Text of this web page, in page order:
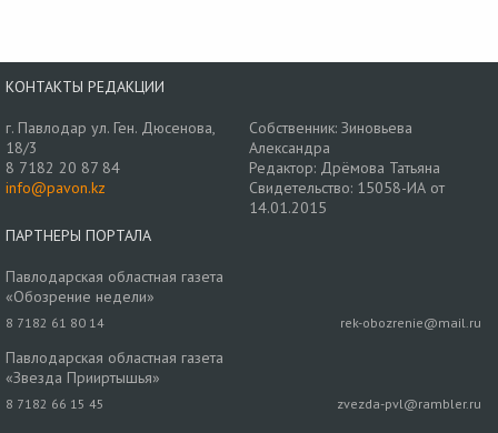
КОНТАКТЫ РЕДАКЦИИ
г. Павлодар ул. Ген. Дюсенова,
18/3
8 7182 20 87 84
info@pavon.kz
Собственник: Зиновьева
Александра
Редактор: Дрёмова Татьяна
Свидетельство: 15058-ИА от
14.01.2015
ПАРТНЕРЫ ПОРТАЛА
Павлодарская областная газета
«Обозрение недели»
8 7182 61 80 14 rek-obozrenie@mail.ru
Павлодарская областная газета
«Звезда Прииртышья»
8 7182 66 15 45 zvezda-pvl@rambler.ru